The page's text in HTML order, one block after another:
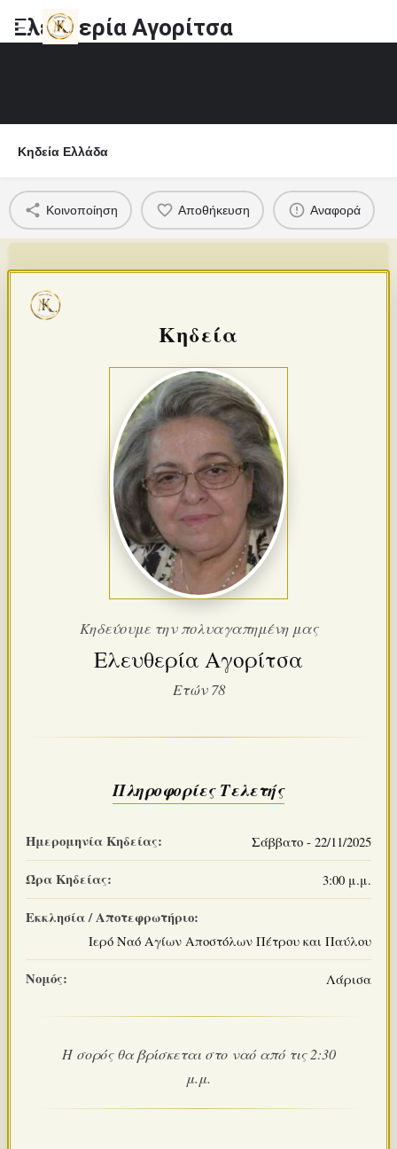
Ελευθερία Αγορίτσα
Κηδεία Ελλάδα
Κοινοποίηση Αποθήκευση Αναφορά
Κηδεία
Κηδεύουμε την πολυαγαπημένη μας
Ελευθερία Αγορίτσα
Ετών 78
Πληροφορίες Τελετής
Ημερομηνία Κηδείας: Σάββατο - 22/11/2025
Ώρα Κηδείας: 3:00 μ.μ.
Εκκλησία / Αποτεφρωτήριο:
Ιερό Ναό Αγίων Αποστόλων Πέτρου και Παύλου
Νομός: Λάρισα
Η σορός θα βρίσκεται στο ναό από τις 2:30
μ.μ.